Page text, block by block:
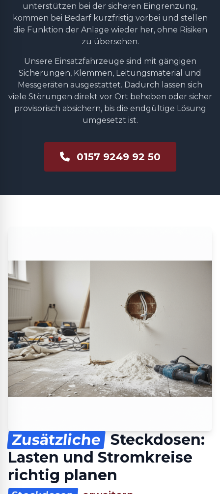
unterstützen bei der sicheren Eingrenzung,
kommen bei Bedarf kurzfristig vorbei und stellen
die Funktion der Anlage wieder her, ohne Risiken
zu übersehen.
Unsere Einsatzfahrzeuge sind mit gängigen
Sicherungen, Klemmen, Leitungsmaterial und
Messgeräten ausgestattet. Dadurch lassen sich
viele Störungen direkt vor Ort beheben oder sicher
provisorisch absichern, bis die endgültige Lösung
umgesetzt ist.
0157 9249 92 50
Zusätzliche Steckdosen:
Lasten und Stromkreise
richtig planen